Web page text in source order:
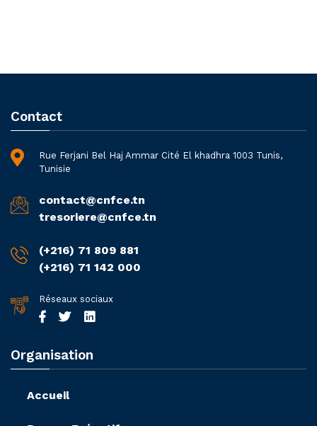
Contact
Rue Ferjani Bel Haj Ammar Cité El khadhra 1003 Tunis,
Tunisie
contact@cnfce.tn
tresoriere@cnfce.tn
(+216) 71 809 881
(+216) 71 142 000
Réseaux sociaux
Organisation
Accueil